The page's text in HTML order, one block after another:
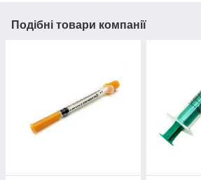
Подібні товари компанії